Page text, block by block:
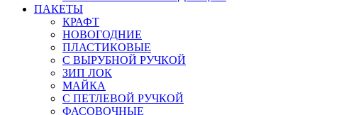
ПАКЕТЫ
КРАФТ
НОВОГОДНИЕ
ПЛАСТИКОВЫЕ
С ВЫРУБНОЙ РУЧКОЙ
ЗИП ЛОК
МАЙКА
С ПЕТЛЕВОЙ РУЧКОЙ
ФАСОВОЧНЫЕ